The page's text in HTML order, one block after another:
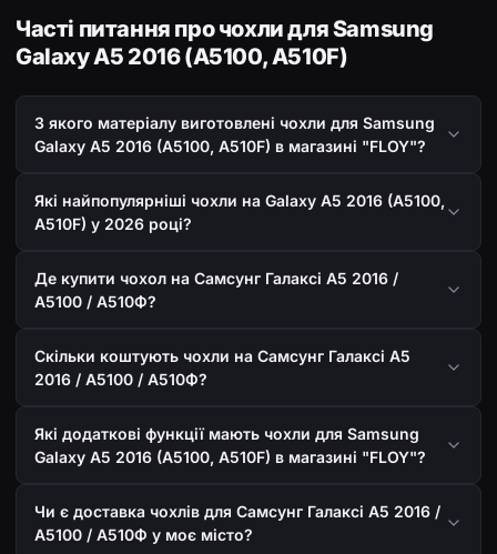
Часті питання про чохли для Samsung
Galaxy A5 2016 (A5100, A510F)
З якого матеріалу виготовлені чохли для Samsung
Galaxy A5 2016 (A5100, A510F) в магазині "FLOY"?
Які найпопулярніші чохли на Galaxy A5 2016 (A5100,
A510F) у 2026 році?
Де купити чохол на Самсунг Галаксі А5 2016 /
А5100 / А510Ф?
Скільки коштують чохли на Самсунг Галаксі А5
2016 / А5100 / А510Ф?
Які додаткові функції мають чохли для Samsung
Galaxy A5 2016 (A5100, A510F) в магазині "FLOY"?
Чи є доставка чохлів для Самсунг Галаксі А5 2016 /
А5100 / А510Ф у моє місто?